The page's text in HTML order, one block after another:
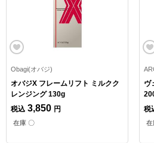
Obagi(オバジ)
オバジX フレームリフト ミルクク
レンジング 130g
税込 3,850 円
在庫 〇
ヴ
税
在